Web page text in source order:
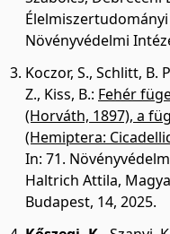
Növényvédelmi
Koczor, S., Schlitt, B.
Z., Kiss, B.: Fehér
(Horváth, 1897), a
(Hemiptera:
In: 71.
Haltrich Attila,
Budapest, 14, 2025.